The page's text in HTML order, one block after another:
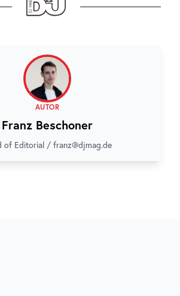
AUTOR
Franz Beschoner
of Editorial / franz@djmag.de